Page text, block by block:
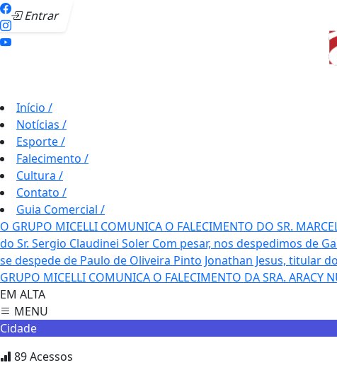
Entrar
Início /
Notícias /
Esporte/
Falecimento /
Cultura /
Contato /
Guia Comercial /
O GRUPO MICELLI COMUNICA O FALECIMENTO DO SR.
do Sr. Sergio Claudinei Soler Com pesar, nos despedimos de
se despede de Paulo de Oliveira Pinto Jonathan Jesus, titular
GRUPO MICELLI COMUNICA O FALECIMENTO DA SRA. ARACY
EM ALTA
MENU
Cidade
89Acessos